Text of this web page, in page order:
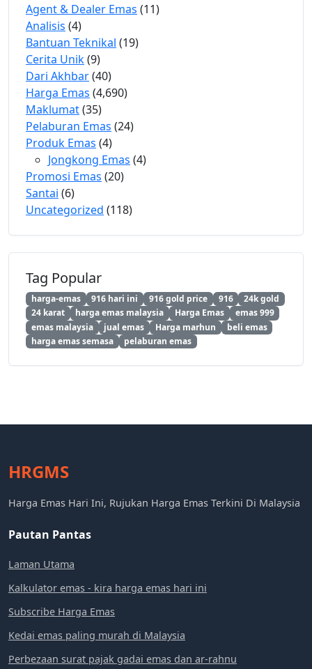
Agent & Dealer Emas (11)
Analisis (4)
Bantuan Teknikal (19)
Cerita Unik(9)
Dari Akhbar(40)
Harga Emas (4,690)
Maklumat(35)
Pelaburan Emas (24)
Produk Emas (4)
Jongkong Emas (4)
Promosi Emas (20)
Santai (6)
Uncategorized (118)
Tag Popular
harga-emas 916 hari ini 916 gold price 916
24k gold
24 karat
harga emas malaysia Harga Emas
emas 999
emas malaysia
jual emas Harga marhun
beli emas
harga emas semasa
pelaburan emas
HRGMS
Harga Emas Hari Ini, Rujukan Harga Emas Terkini Di Malaysia
Pautan Pantas
Laman Utama
Kalkulator emas - kira harga emas hari ini
Subscribe Harga Emas
Kedai emas paling murah di Malaysia
Perbezaan surat pajak gadai emas dan ar-rahnu